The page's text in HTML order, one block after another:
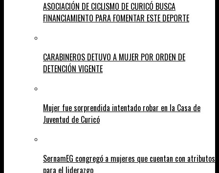
ASOCIACIÓN DE CICLISMO DE CURICÓ BUSCA
FINANCIAMIENTO PARA FOMENTAR ESTE DEPORTE
CARABINEROS DETUVO A MUJER POR ORDEN DE
DETENCIÓN VIGENTE
Mujer fue sorprendida intentado robar en la Casa de
Juventud de Curicó
SernamEG congregó a mujeres que cuentan con atributos
para el liderazgo